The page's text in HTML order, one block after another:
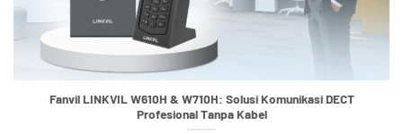
Fanvil LINKVIL W610H & W710H: Solusi Komunikasi DECT
Profesional Tanpa Kabel